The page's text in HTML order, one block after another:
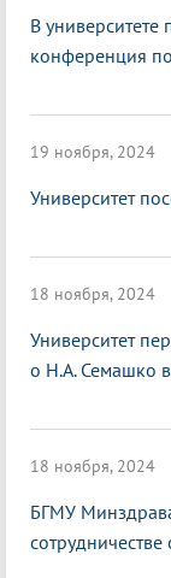
В
конференция
19 ноября, 2024
Университет
18 ноября, 2024
Университет
о Н.А. Семашко
18 ноября, 2024
БГМУ